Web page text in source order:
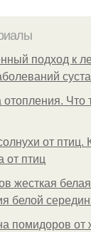
подход к
Что
от птиц.
от птиц
жесткая
белой
помидоров